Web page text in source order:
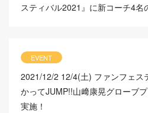
スティバル2021』に新コーチ4名
EVENT
2021/12/2 12/4(土) ファンフェス
かってJUMP!!山﨑康晃グローブ
実施！